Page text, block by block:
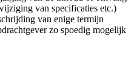
van specificaties etc.)
van enige termijn
zo spoedig mogelijk